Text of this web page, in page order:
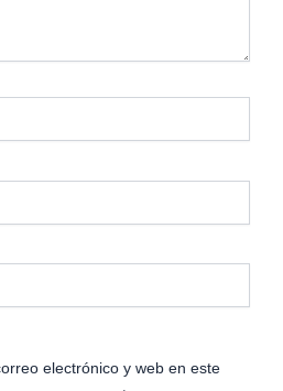
electrónico y web en este